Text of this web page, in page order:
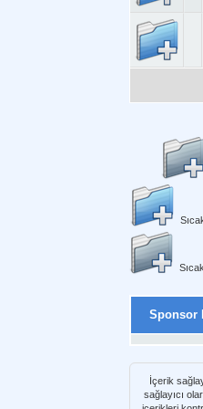
Sponsor
İçerik
sağlayıcı